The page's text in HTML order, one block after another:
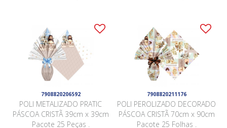
7908820206592
POLI METALIZADO PRATIC
PÁSCOA CRISTÃ 39cm x 39cm
Pacote 25 Peças .
7908820211176
POLI PEROLIZADO DECORADO
PÁSCOA CRISTÃ 70cm x 90cm
Pacote 25 Folhas .